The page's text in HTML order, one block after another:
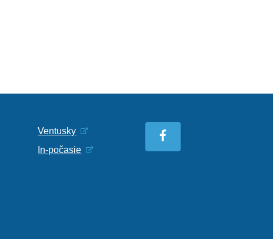
Ventusky
In-počasie